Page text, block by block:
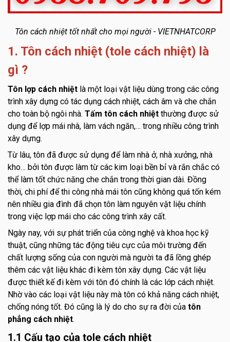
Tôn cách nhiệt tốt nhất cho mọi người - VIETNHATCORP
1. Tôn cách nhiệt (tole cách nhiệt) là
gì ?
Tôn lợp cách nhiệt là một loại vật liệu dùng trong các công
trình xây dựng có tác dụng cách nhiệt, cách âm và che chắn
cho toàn bộ ngôi nhà. Tấm tôn cách nhiệt thường được sử
dụng để lợp mái nhà, làm vách ngăn,… trong nhiều công trình
xây dựng.
Từ lâu, tôn đã được sử dụng để làm nhà ở, nhà xưởng, nhà
kho… bởi tôn được làm từ các kim loại bền bỉ và rắn chắc có
thể làm tốt chức năng che chắn trong thời gian dài. Đồng
thời, chi phí để thi công nhà mái tôn cũng không quá tốn kém
nên nhiều gia đình đã chọn tôn làm nguyên vật liệu chính
trong việc lợp mái cho các công trình xây cất.
Ngày nay, với sự phát triển của công nghệ và khoa học kỹ
thuật, cũng những tác động tiêu cực của môi trường đến
chất lượng sống của con người mà người ta đã lồng ghép
thêm các vật liệu khác đi kèm tôn xây dựng. Các vật liệu
được thiết kế đi kèm với tôn đó chính là các lớp cách nhiệt.
Nhờ vào các loại vật liệu này mà tôn có khả năng cách nhiệt,
chống nóng tốt. Đó cũng là lý do cho sự ra đời của tôn
phẳng cách nhiệt.
1.1 Cấu tạo của tole cách nhiệt